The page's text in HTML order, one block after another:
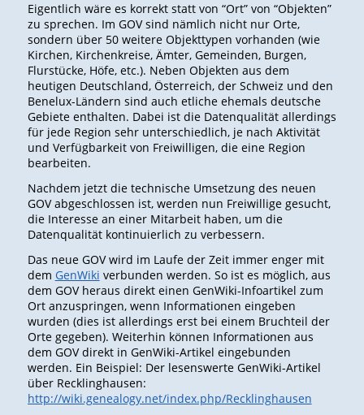
Eigentlich wäre es korrekt statt von “Ort” von “Objekten”
zu sprechen. Im GOV sind nämlich nicht nur Orte,
sondern über 50 weitere Objekttypen vorhanden (wie
Kirchen, Kirchenkreise, Ämter, Gemeinden, Burgen,
Flurstücke, Höfe, etc.). Neben Objekten aus dem
heutigen Deutschland, Österreich, der Schweiz und den
Benelux-Ländern sind auch etliche ehemals deutsche
Gebiete enthalten. Dabei ist die Datenqualität allerdings
für jede Region sehr unterschiedlich, je nach Aktivität
und Verfügbarkeit von Freiwilligen, die eine Region
bearbeiten.
Nachdem jetzt die technische Umsetzung des neuen
GOV abgeschlossen ist, werden nun Freiwillige gesucht,
die Interesse an einer Mitarbeit haben, um die
Datenqualität kontinuierlich zu verbessern.
Das neue GOV wird im Laufe der Zeit immer enger mit
dem GenWiki verbunden werden. So ist es möglich, aus
dem GOV heraus direkt einen GenWiki-Infoartikel zum
Ort anzuspringen, wenn Informationen eingeben
wurden (dies ist allerdings erst bei einem Bruchteil der
Orte gegeben). Weiterhin können Informationen aus
dem GOV direkt in GenWiki-Artikel eingebunden
werden. Ein Beispiel: Der lesenswerte GenWiki-Artikel
über Recklinghausen:
http://wiki.genealogy.net/index.php/Recklinghausen